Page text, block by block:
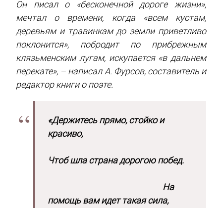
Он писал о «бесконечной дороге жизни»,
мечтал о времени, когда «всем кустам,
деревьям и травинкам до земли приветливо
поклонится», побродит по прибрежным
клязьменским лугам, искупается «в дальнем
перекате», – написал А. Фурсов, составитель и
редактор книги о поэте.
«Держитесь прямо, стойко и
красиво,
Чтоб шла страна дорогою побед.
На
помощь вам идет такая сила,